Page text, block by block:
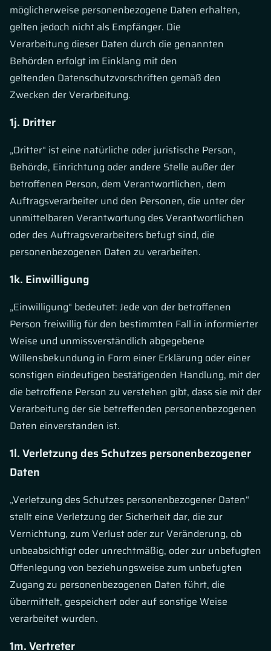
möglicherweise personenbezogene Daten erhalten,
gelten jedoch nicht als Empfänger. Die
Verarbeitung dieser Daten durch die genannten
Behörden erfolgt im Einklang mit den
geltenden Datenschutzvorschriften gemäß den
Zwecken der Verarbeitung.
1j. Dritter
„Dritter“ ist eine natürliche oder juristische Person,
Behörde, Einrichtung oder andere Stelle außer der
betroffenen Person, dem Verantwortlichen, dem
Auftragsverarbeiter und den Personen, die unter der
unmittelbaren Verantwortung des Verantwortlichen
oder des Auftragsverarbeiters befugt sind, die
personenbezogenen Daten zu verarbeiten.
1k. Einwilligung
„Einwilligung“ bedeutet: Jede von der betroffenen
Person freiwillig für den bestimmten Fall in informierter
Weise und unmissverständlich abgegebene
Willensbekundung in Form einer Erklärung oder einer
sonstigen eindeutigen bestätigenden Handlung, mit der
die betroffene Person zu verstehen gibt, dass sie mit der
Verarbeitung der sie betreffenden personenbezogenen
Daten einverstanden ist.
1l. Verletzung des Schutzes personenbezogener
Daten
„Verletzung des Schutzes personenbezogener Daten“
stellt eine Verletzung der Sicherheit dar, die zur
Vernichtung, zum Verlust oder zur Veränderung, ob
unbeabsichtigt oder unrechtmäßig, oder zur unbefugten
Offenlegung von beziehungsweise zum unbefugten
Zugang zu personenbezogenen Daten führt, die
übermittelt, gespeichert oder auf sonstige Weise
verarbeitet wurden.
1m. Vertreter